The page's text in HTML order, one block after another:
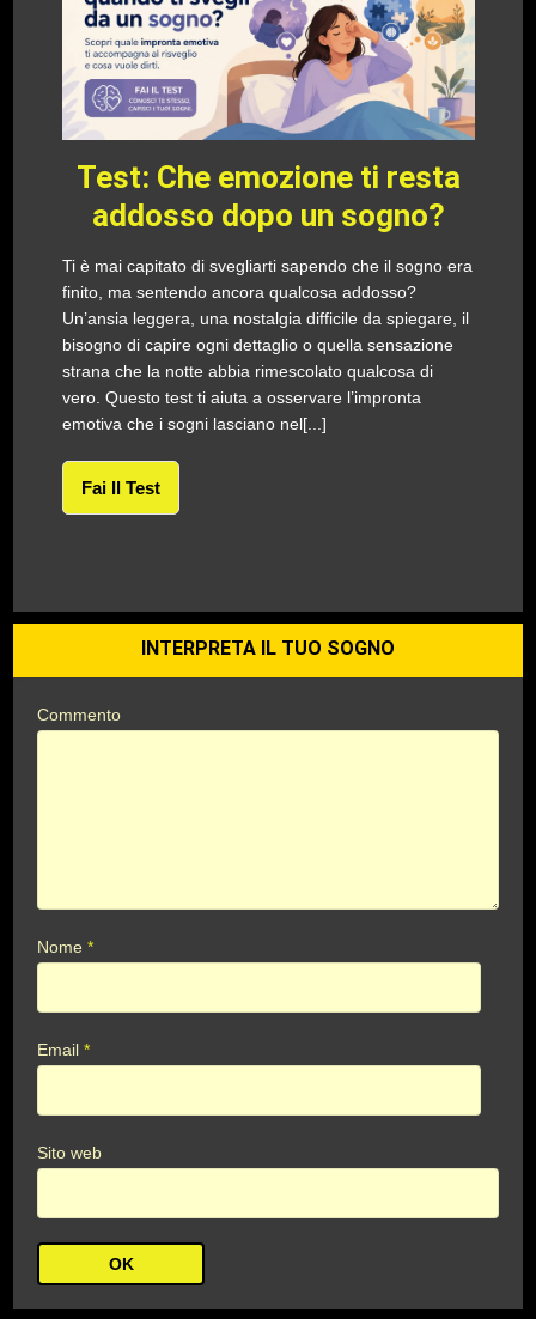
Test: Che emozione ti resta
addosso dopo un sogno?
Ti è mai capitato di svegliarti sapendo che il sogno era
finito, ma sentendo ancora qualcosa addosso?
Un’ansia leggera, una nostalgia difficile da spiegare, il
bisogno di capire ogni dettaglio o quella sensazione
strana che la notte abbia rimescolato qualcosa di
vero. Questo test ti aiuta a osservare l’impronta
emotiva che i sogni lasciano nel[...]
Fai Il Test
INTERPRETA IL TUO SOGNO
Commento
Nome*
Email*
Sito web